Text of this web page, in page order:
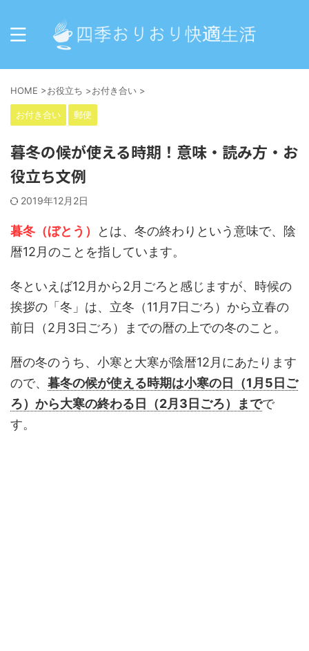
HOME >お役立ち >お付き合い >
お付き合い 郵便
暮冬の候が使える時期！意味・読み方・お
役立ち文例
2019年12月2日
暮冬（ぼとう）
とは、冬の終わりという意味で、陰
暦12月のことを指しています。
冬といえば12月から2月ごろと感じますが、時候の
挨拶の「冬」は、立冬（11月7日ごろ）から立春の
前日（2月3日ごろ）までの暦の上での冬のこと。
暦の冬のうち、小寒と大寒が陰暦12月にあたります
ので、 暮冬の候が使える時期は小寒の日（1月5日ご
ろ）から大寒の終わる日（2月3日ごろ）までで
す。